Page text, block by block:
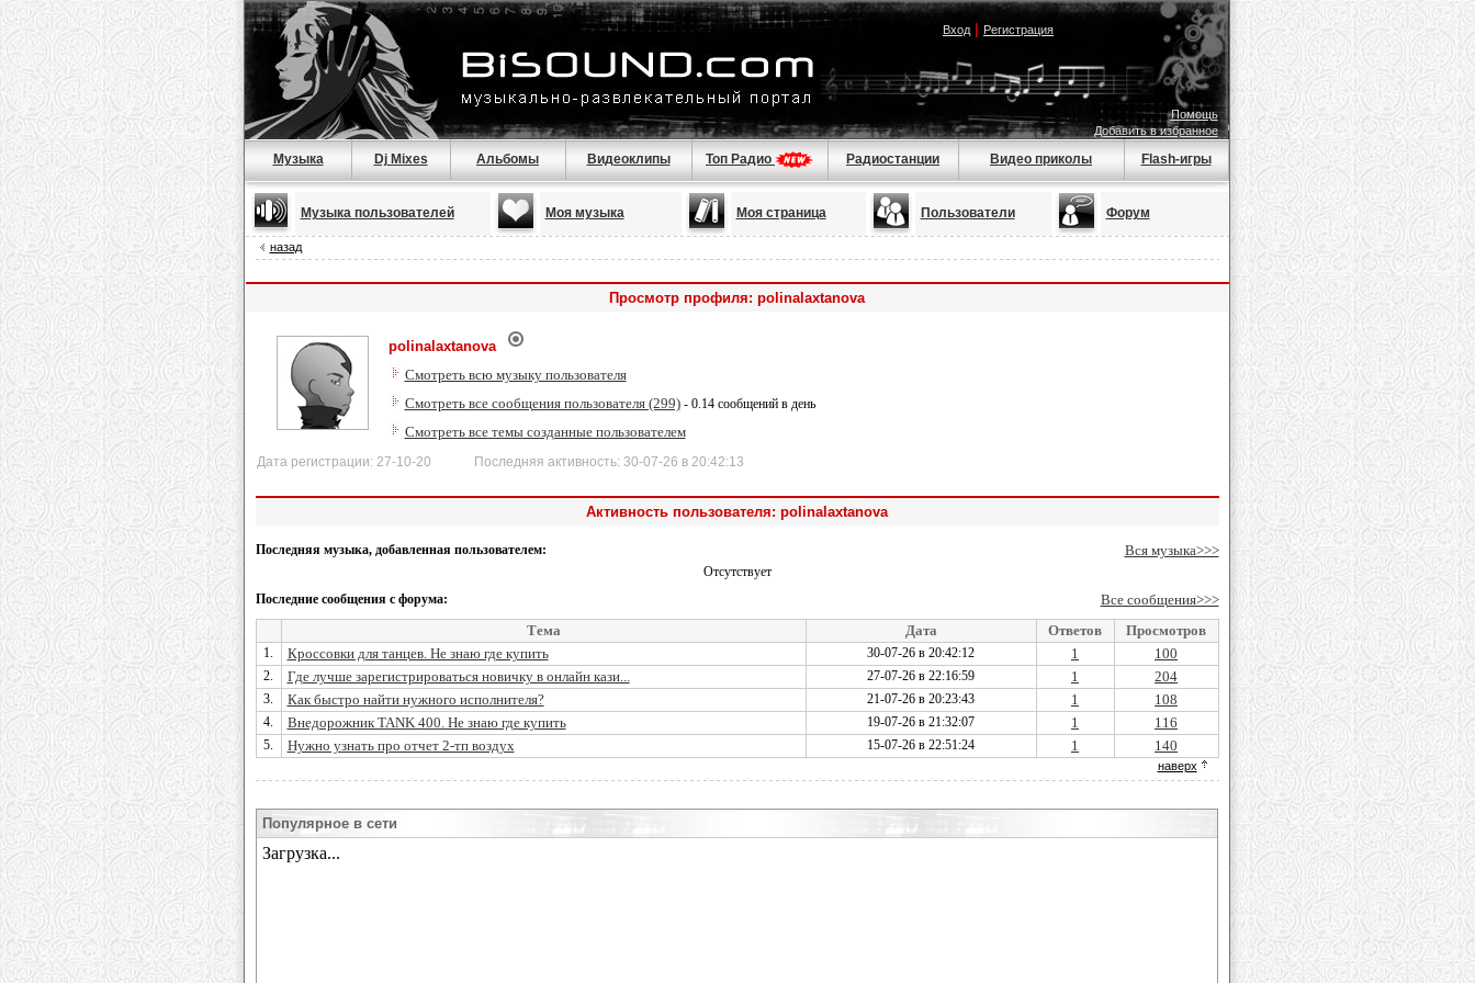
Вход| Регистрация
Помощь
Добавить в избранное
Музыка Dj Mixes Альбомы Видеоклипы Топ Радио Радиостанции Видео приколы Flash-игры
Музыка пользователей Моя музыка Моя страница Пользователи Форум
назад
Просмотр профиля: polinalaxtanova
polinalaxtanova
Смотреть всю музыку пользователя
Смотреть все сообщения пользователя (299)- 0.14 сообщений в день
Смотреть все темы созданные пользователем
Дата регистрации: 27-10-20 Последняя активность: 30-07-26 в 20:42:13
Активность пользователя: polinalaxtanova
Последняя музыка, добавленная пользователем: Вся музыка>>>
Отсутствует
Последние сообщения с форума:
Все сообщения>>>
Тема
Дата Ответов Просмотров
1. Кроссовки для танцев. Не знаю где купить 30-07-26 в 20:42:12 1 100
2. Где лучше зарегистрироваться новичку в онлайн кази... 27-07-26 в 22:16:59 1 204
3. Как быстро найти нужного исполнителя? 21-07-26 в 20:23:43 1 108
4. Внедорожник TANK 400. Не знаю где купить 19-07-26 в 21:32:07 1 116
5. Нужно узнать про отчет 2-тп воздух 15-07-26 в 22:51:24 1 140
наверх
Популярное в сети